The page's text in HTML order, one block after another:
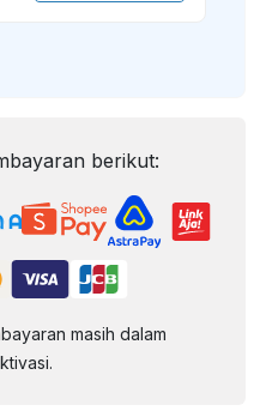
berikut:
masih dalam